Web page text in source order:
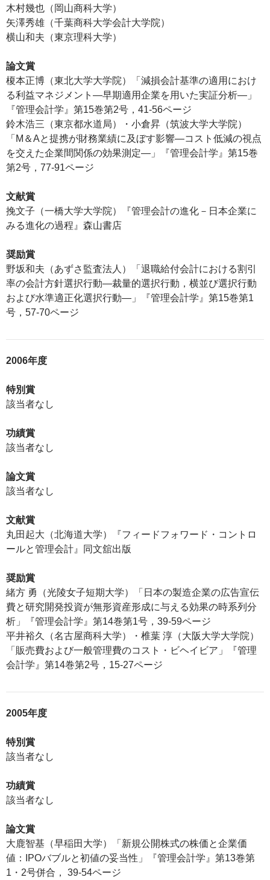
木村幾也（岡山商科大学）
矢澤秀雄（千葉商科大学会計大学院）
横山和夫（東京理科大学）
論文賞
榎本正博（東北大学大学院）「減損会計基準の適用におけ
る利益マネジメント―早期適用企業を用いた実証分析―」
『管理会計学』第15巻第2号，41-56ページ
鈴木浩三（東京都水道局）・小倉昇（筑波大学大学院）
「M＆Aと提携が財務業績に及ぼす影響―コスト低減の視点
を交えた企業間関係の効果測定―」『管理会計学』第15巻
第2号，77-91ページ
文献賞
挽文子（一橋大学大学院）『管理会計の進化－日本企業に
みる進化の過程』森山書店
奨励賞
野坂和夫（あずさ監査法人）「退職給付会計における割引
率の会計方針選択行動―裁量的選択行動，横並び選択行動
および水準適正化選択行動―」『管理会計学』第15巻第1
号，57-70ページ
2006年度
特別賞
該当者なし
功績賞
該当者なし
論文賞
該当者なし
文献賞
丸田起大（北海道大学）『フィードフォワード・コントロ
ールと管理会計』同文舘出版
奨励賞
緒方 勇（光陵女子短期大学）「日本の製造企業の広告宣伝
費と研究開発投資が無形資産形成に与える効果の時系列分
析」『管理会計学』第14巻第1号，39-59ページ
平井裕久（名古屋商科大学）・椎葉 淳（大阪大学大学院）
「販売費および一般管理費のコスト・ビヘイビア」『管理
会計学』第14巻第2号，15-27ページ
2005年度
特別賞
該当者なし
功績賞
該当者なし
論文賞
大鹿智基（早稲田大学）「新規公開株式の株価と企業価
値：IPOバブルと初値の妥当性」『管理会計学』第13巻第
1・2号併合， 39-54ページ